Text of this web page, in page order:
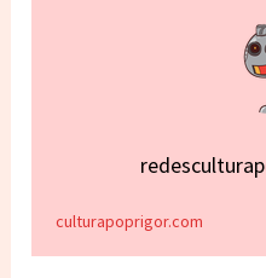
culturapoprigor.com